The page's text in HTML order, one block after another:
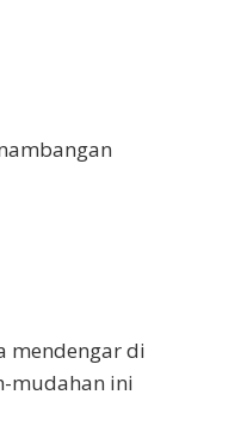
mendengar di
mudahan ini